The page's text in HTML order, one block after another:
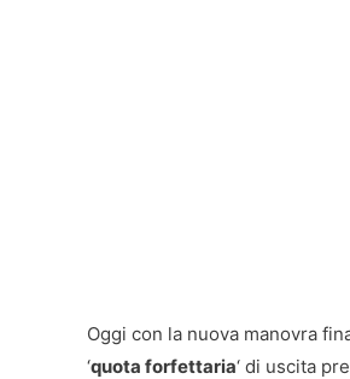
Oggi con la nuova manovra
‘quota forfettaria‘ di uscita